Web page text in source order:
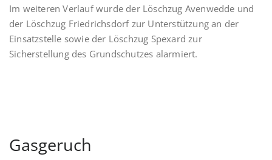
Im weiteren Verlauf wurde der Löschzug Avenwedde und
der Löschzug Friedrichsdorf zur Unterstützung an der
Einsatzstelle sowie der Löschzug Spexard zur
Sicherstellung des Grundschutzes alarmiert.
Gasgeruch